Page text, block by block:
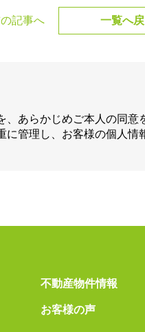
記事へ 一覧へ
あらかじめご本人の同
に管理し、お客様の個人
不動産物件情報
お客様の声